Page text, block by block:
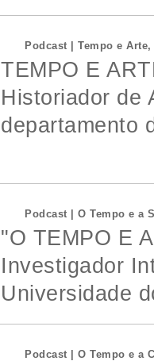
Podcast | Tempo e
TEMPO E
Historiador de
departamento
Podcast | O Tempo e a
"O TEMPO E
Investigador
Universidade
Podcast | O Tempo e a